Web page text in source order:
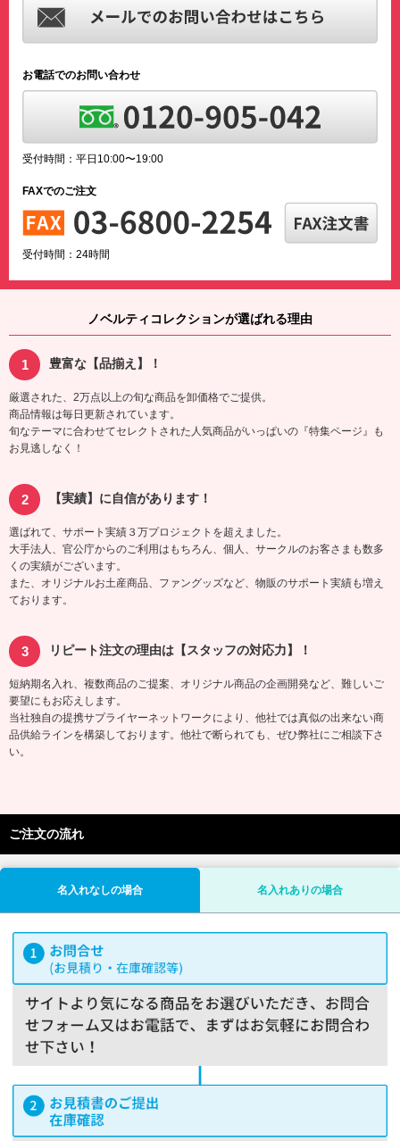
お電話でのお問い合わせ
受付時間：平日10:00〜19:00
FAXでのご注文
受付時間：24時間
ノベルティコレクションが選ばれる理由
豊富な【品揃え】！
厳選された、2万点以上の旬な商品を卸価格でご提供。
商品情報は毎日更新されています。
旬なテーマに合わせてセレクトされた人気商品がいっぱいの『特集ページ』も
お見逃しなく！
【実績】に自信があります！
選ばれて、サポート実績３万プロジェクトを超えました。
大手法人、官公庁からのご利用はもちろん、個人、サークルのお客さまも数多
くの実績がございます。
また、オリジナルお土産商品、ファングッズなど、物販のサポート実績も増え
ております。
リピート注文の理由は【スタッフの対応力】！
短納期名入れ、複数商品のご提案、オリジナル商品の企画開発など、難しいご
要望にもお応えします。
当社独自の提携サプライヤーネットワークにより、他社では真似の出来ない商
品供給ラインを構築しております。他社で断られても、ぜひ弊社にご相談下さ
い。
ご注文の流れ
名入れなしの場合 名入れありの場合